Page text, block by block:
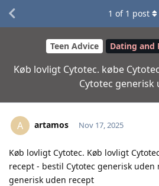
Teen Advice Dating and
Køb lovligt Cytotec. købe
Cytotec generisk
1 of 1 post
A artamos Nov 17, 2025
Køb lovligt Cytotec. Køb lovligt
recept - bestil Cytotec generisk uden
generisk uden recept